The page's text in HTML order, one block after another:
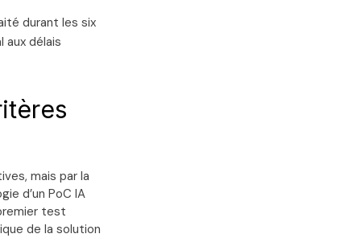
durant les six
aux délais
mais par la
d’un PoC IA
test
de la solution